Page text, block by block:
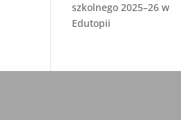
szkolnego 2025–26 w
Edutopii